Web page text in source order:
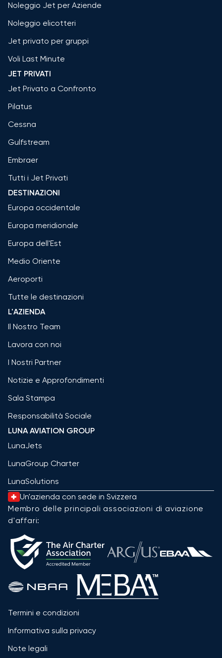
Noleggio Jet per Aziende
Noleggio elicotteri
Jet privato per gruppi
Voli Last Minute
JET PRIVATI
Jet Privato a Confronto
Pilatus
Cessna
Gulfstream
Embraer
Tutti i Jet Privati
DESTINAZIONI
Europa occidentale
Europa meridionale
Europa dell'Est
Medio Oriente
Aeroporti
Tutte le destinazioni
L'AZIENDA
Il Nostro Team
Lavora con noi
I Nostri Partner
Notizie e Approfondimenti
Sala Stampa
Responsabilità Sociale
LUNA AVIATION GROUP
LunaJets
LunaGroup Charter
LunaSolutions
Un'azienda con sede in Svizzera
Membro delle principali associazioni di aviazione
d'affari:
Termini e condizioni
Informativa sulla privacy
Note legali